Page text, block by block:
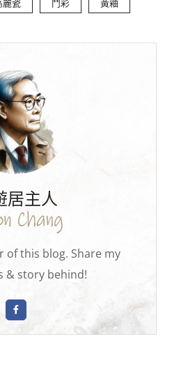
麗瓷 鬥彩 黃釉
居主人
of this blog. Share my
& story behind!